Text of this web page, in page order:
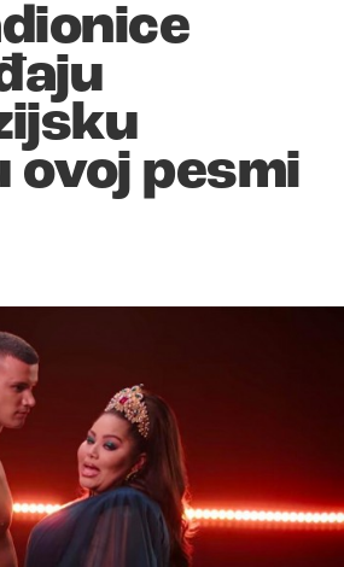
ovoj pesmi